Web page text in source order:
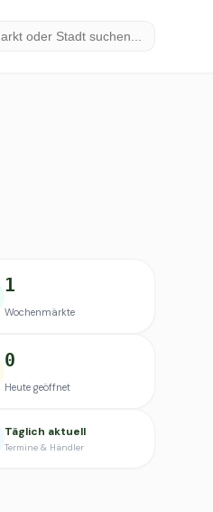
1
Wochenmärkte
0
Heute geöffnet
Täglich aktuell
Termine & Händler